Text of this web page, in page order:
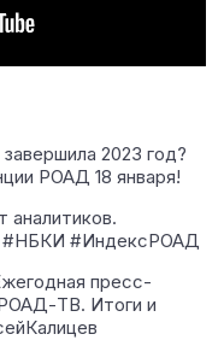
2023 год?
РОАД 18 января!
аналитиков.
#НБКИ #ИндексРОАД
пресс-
ТВ. Итоги и